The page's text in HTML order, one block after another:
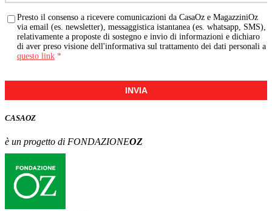
Presto il consenso a ricevere comunicazioni da CasaOz e MagazziniOz
via email (es. newsletter), messaggistica istantanea (es. whatsapp, SMS),
relativamente a proposte di sostegno e invio di informazioni e dichiaro
di aver preso visione dell'informativa sul trattamento dei dati personali a
questo link *
INVIA
CASAOZ
è un progetto di FONDAZIONEOZ